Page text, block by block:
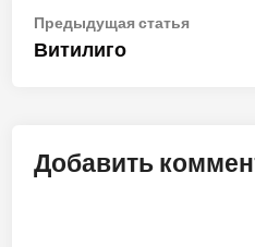
Навигация
по
Предыдущая статья
Витилиго
Добавить